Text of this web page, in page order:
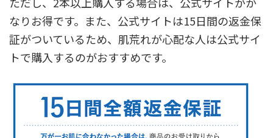
なりお得です。また、公式サイトは15日間の返金保
証がついているため、肌荒れが心配な人は公式サイ
トで購入するのがおすすめです。